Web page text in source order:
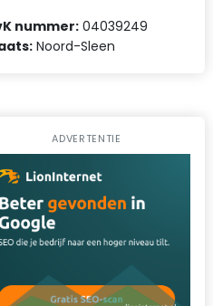
nummer: 04039249
Noord-Sleen
ADVERTENTIE